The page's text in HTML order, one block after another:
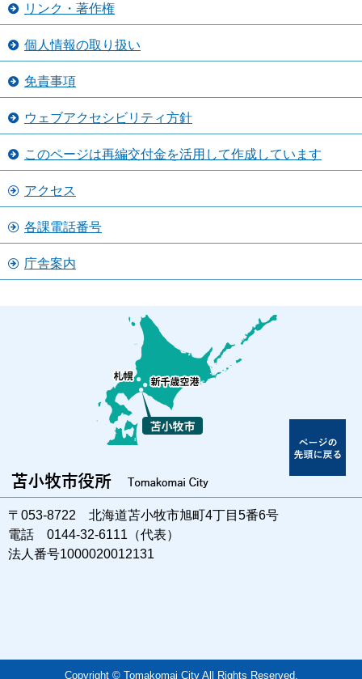
リンク・著作権
個人情報の取り扱い
免責事項
ウェブアクセシビリティ方針
このページは再編交付金を活用して作成しています
アクセス
各課電話番号
庁舎案内
〒053-8722 北海道苫小牧市旭町4丁目5番6号
電話 0144-32-6111（代表）
法人番号1000020012131
Copyright © Tomakomai City All Rights Reserved.